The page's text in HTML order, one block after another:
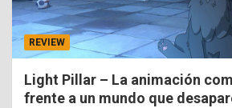
REVIEW
Light Pillar – La animación
frente a un mundo que